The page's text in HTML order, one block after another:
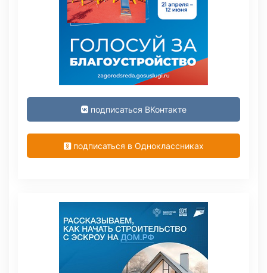
подписаться ВКонтакте
подписаться в Одноклассниках